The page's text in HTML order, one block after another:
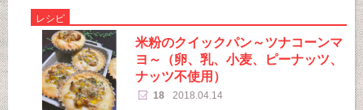
レシピ
米粉のクイックパン～ツナコーンマ
ヨ～（卵、乳、小麦、ピーナッツ、
ナッツ不使用）
18 2018.04.14